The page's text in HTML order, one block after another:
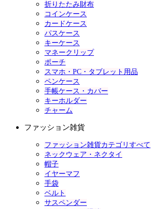
折りたたみ財布
コインケース
カードケース
パスケース
キーケース
マネークリップ
ポーチ
スマホ・PC・タブレット用品
ペンケース
手帳ケース・カバー
キーホルダー
チャーム
ファッション雑貨
ファッション雑貨カテゴリすべて
ネックウェア・ネクタイ
帽子
イヤーマフ
手袋
ベルト
サスペンダー